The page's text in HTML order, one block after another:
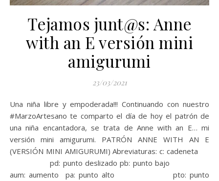
Tejamos junt@s: Anne
with an E versión mini
amigurumi
23/03/2021
Una niña libre y empoderada!!! Continuando con nuestro
#MarzoArtesano te comparto el día de hoy el patrón de
una niña encantadora, se trata de Anne with an E… mi
versión mini amigurumi. PATRÓN ANNE WITH AN E
(VERSIÓN MINI AMIGURUMI) Abreviaturas: c: cadeneta
pd: punto deslizado pb: punto bajo
aum: aumento pa: punto alto pto: punto